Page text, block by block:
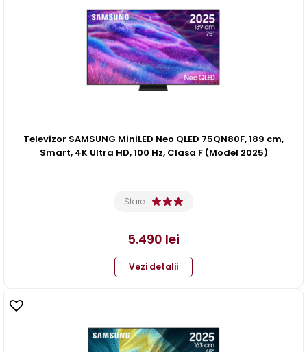
Televizor SAMSUNG MiniLED Neo QLED 75QN80F, 189 cm,
Smart, 4K Ultra HD, 100 Hz, Clasa F (Model 2025)
Stare:
5.490 lei
Vezi detalii